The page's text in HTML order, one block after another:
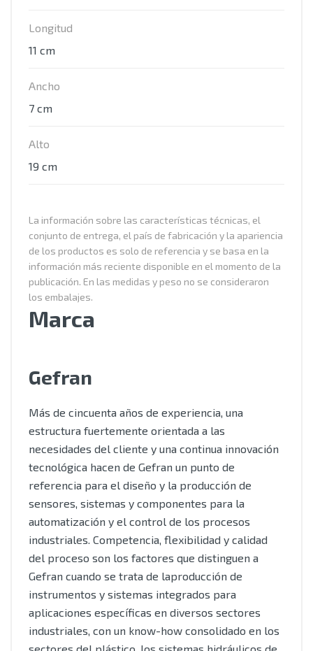
Longitud
11 cm
Ancho
7 cm
Alto
19 cm
La información sobre las características técnicas, el
conjunto de entrega, el país de fabricación y la apariencia
de los productos es solo de referencia y se basa en la
información más reciente disponible en el momento de la
publicación. En las medidas y peso no se consideraron
los embalajes.
Marca
Gefran
Más de cincuenta años de experiencia, una
estructura fuertemente orientada a las
necesidades del cliente y una continua innovación
tecnológica hacen de Gefran un punto de
referencia para el diseño y la producción de
sensores, sistemas y componentes para la
automatización y el control de los procesos
industriales. Competencia, flexibilidad y calidad
del proceso son los factores que distinguen a
Gefran cuando se trata de laproducción de
instrumentos y sistemas integrados para
aplicaciones específicas en diversos sectores
industriales, con un know-how consolidado en los